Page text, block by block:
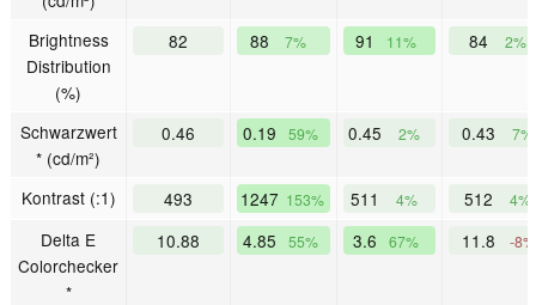
Brightness
Distribution
(%)
82 88 7% 91 11% 84 2%
Schwarzwert
* (cd/m²)
0.46 0.19 59% 0.45 2% 0.43 7%
Kontrast (:1) 493 1247 153% 511 4% 512 4%
Delta E
Colorchecker
*
10.88 4.85 55% 3.6 67% 11.8 -8%